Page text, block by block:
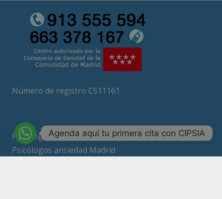
Número de registro CS11161
Psicólogos Madrid
Psicólogos ansiedad Madrid
Agenda aquí tu primera cita con CIPSIA